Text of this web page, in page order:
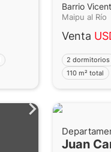
Barrio
Maipu al Río
Venta
2 dormitorios
110 m² total
Juan